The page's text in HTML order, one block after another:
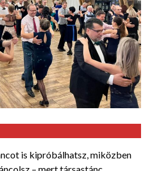
is kipróbálhatsz, miközben